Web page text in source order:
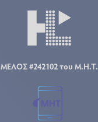
ΜΕΛΟΣ #242102 του Μ.Η.Τ.